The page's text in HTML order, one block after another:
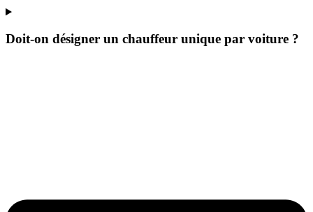
Doit-on désigner un chauffeur unique par voiture ?